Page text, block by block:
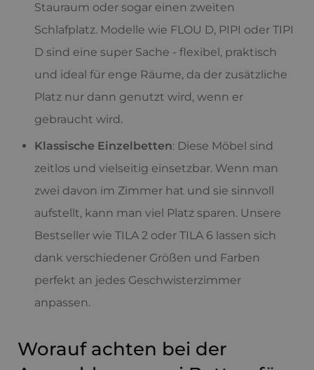
Stauraum oder sogar einen zweiten
Schlafplatz. Modelle wie FLOU D, PIPI oder TIPI
D sind eine super Sache - flexibel, praktisch
und ideal für enge Räume, da der zusätzliche
Platz nur dann genutzt wird, wenn er
gebraucht wird.
Klassische Einzelbetten: Diese Möbel sind
zeitlos und vielseitig einsetzbar. Wenn man
zwei davon im Zimmer hat und sie sinnvoll
aufstellt, kann man viel Platz sparen. Unsere
Bestseller wie TILA 2 oder TILA 6 lassen sich
dank verschiedener Größen und Farben
perfekt an jedes Geschwisterzimmer
anpassen.
Worauf achten bei der